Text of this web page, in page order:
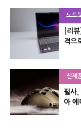
노트
[리
격으
신제
펄사,
아 에